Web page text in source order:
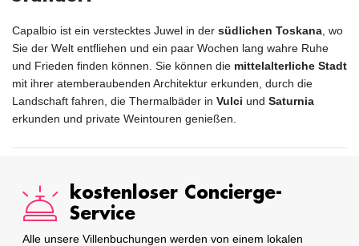
Capalbio ist ein verstecktes Juwel in der südlichen Toskana , wo
Sie der Welt entfliehen und ein paar Wochen lang wahre Ruhe
und Frieden finden können. Sie können die mittelalterliche Stadt
mit ihrer atemberaubenden Architektur erkunden, durch die
Landschaft fahren, die Thermalbäder in Vulci und Saturnia
erkunden und private Weintouren genießen.
kostenloser Concierge-
Service
Alle unsere Villenbuchungen werden von einem lokalen